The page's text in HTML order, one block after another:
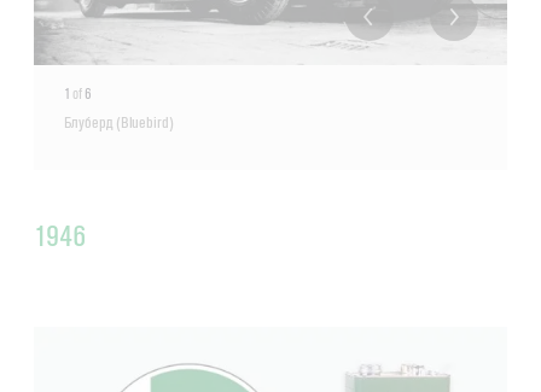
1 of 6
Блуберд (Bluebird)
1946